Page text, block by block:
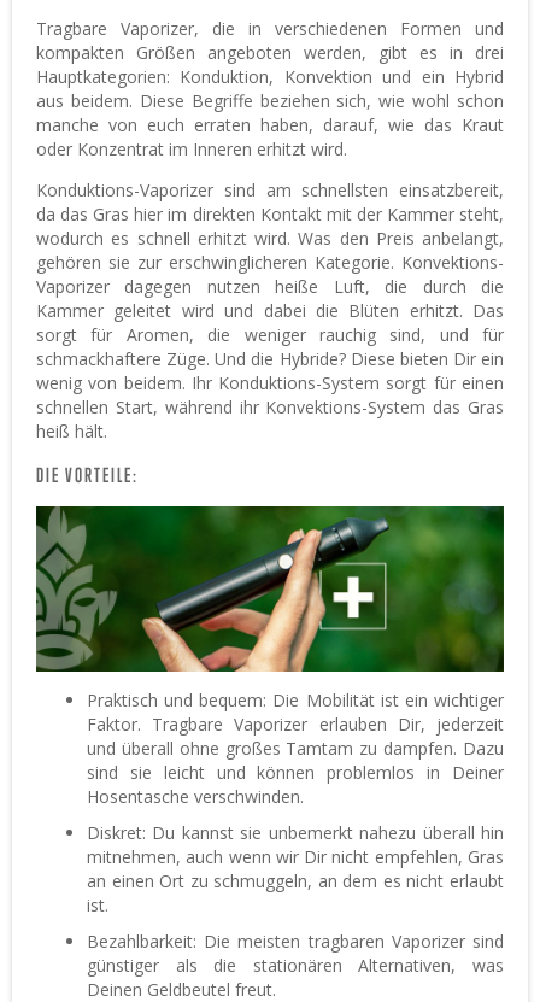
Tragbare Vaporizer, die in verschiedenen Formen und
kompakten Größen angeboten werden, gibt es in drei
Hauptkategorien: Konduktion, Konvektion und ein Hybrid
aus beidem. Diese Begriffe beziehen sich, wie wohl schon
manche von euch erraten haben, darauf, wie das Kraut
oder Konzentrat im Inneren erhitzt wird.
Konduktions-Vaporizer sind am schnellsten einsatzbereit,
da das Gras hier im direkten Kontakt mit der Kammer steht,
wodurch es schnell erhitzt wird. Was den Preis anbelangt,
gehören sie zur erschwinglicheren Kategorie. Konvektions-
Vaporizer dagegen nutzen heiße Luft, die durch die
Kammer geleitet wird und dabei die Blüten erhitzt. Das
sorgt für Aromen, die weniger rauchig sind, und für
schmackhaftere Züge. Und die Hybride? Diese bieten Dir ein
wenig von beidem. Ihr Konduktions-System sorgt für einen
schnellen Start, während ihr Konvektions-System das Gras
heiß hält.
DIE VORTEILE:
Praktisch und bequem: Die Mobilität ist ein wichtiger
Faktor. Tragbare Vaporizer erlauben Dir, jederzeit
und überall ohne großes Tamtam zu dampfen. Dazu
sind sie leicht und können problemlos in Deiner
Hosentasche verschwinden.
Diskret: Du kannst sie unbemerkt nahezu überall hin
mitnehmen, auch wenn wir Dir nicht empfehlen, Gras
an einen Ort zu schmuggeln, an dem es nicht erlaubt
ist.
Bezahlbarkeit: Die meisten tragbaren Vaporizer sind
günstiger als die stationären Alternativen, was
Deinen Geldbeutel freut.